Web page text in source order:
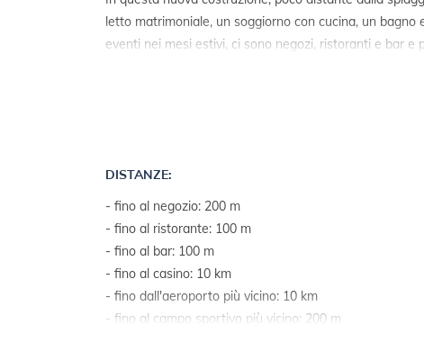
letto matrimoniale, un soggiorno con cucina, un
eventi nei mesi estivi, ci sono negozi, ristoranti e bar e
DISTANZE:
- fino al negozio: 200 m
- fino al ristorante: 100 m
- fino al bar: 100 m
- fino al casino: 10 km
- fino dall'aeroporto più vicino: 10 km
- fino al campo sportivo più vicino: 200 m